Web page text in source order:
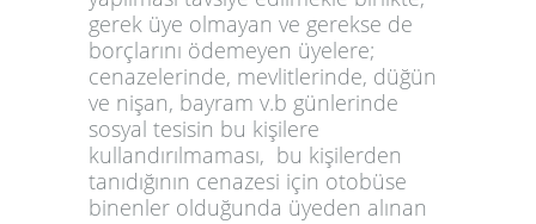
gerek üye olmayan ve gerekse de
borçlarını ödemeyen üyelere;
cenazelerinde, mevlitlerinde, düğün
ve nişan, bayram v.b günlerinde
sosyal tesisin bu kişilere
kullandırılmaması, bu kişilerden
tanıdığının cenazesi için otobüse
binenler olduğunda üyeden alınan